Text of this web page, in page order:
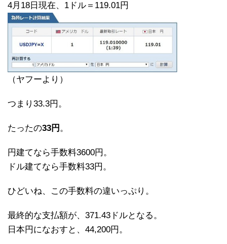
4月18日現在、1ドル＝119.01円
（ヤフーより）
つまり33.3円。
たったの33円 。
円建てなら手数料3600円。
ドル建てなら手数料33円。
ひどいね、この手数料の違いっぷり。
最終的な支払額が、371.43ドルとなる。
日本円になおすと、44,200円。